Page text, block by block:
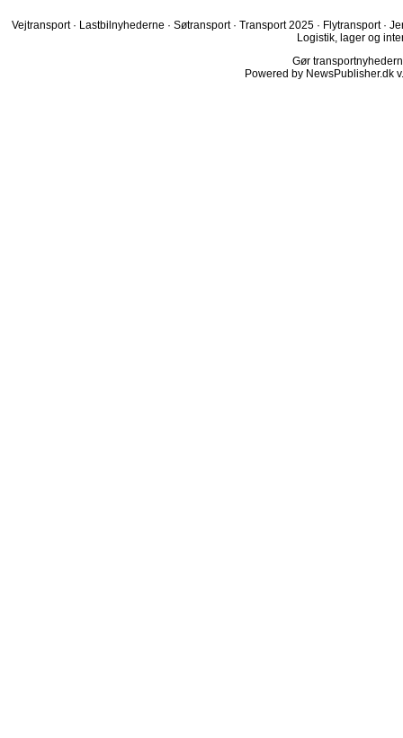
Vejtransport · Lastbilnyhederne · Søtransport · Transport 2025 · Flytransport ·
Logistik, lager og
Gør
Powered by NewsPublisher.dk